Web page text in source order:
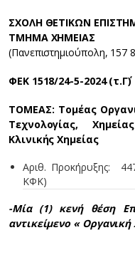
ΣΧΟΛΗ ΘΕΤΙΚΩΝ
ΤΜΗΜΑ ΧΗΜΕΙΑΣ
(Πανεπιστημιούπολη,
ΦEK 1518/24-5-2024 (τ.Γ΄)
ΤΟΜΕΑΣ: Τομέας
Τεχνολογίας,
Κλινικής Χημείας
Αριθ. Προκήρυξης:
ΚΦΚ)
-Μία (1) κενή θέση
αντικείμενο « Οργανική